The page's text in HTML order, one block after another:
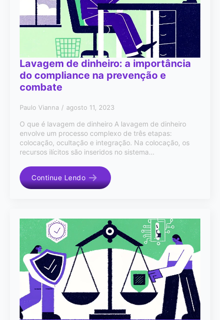
Lavagem de dinheiro: a importância
do compliance na prevenção e
combate
Paulo Vianna agosto 11, 2023
O que é lavagem de dinheiro A lavagem de dinheiro
envolve um processo complexo de três etapas:
colocação, ocultação e integração. Na colocação, os
recursos ilícitos são inseridos no sistema…
Continue Lendo